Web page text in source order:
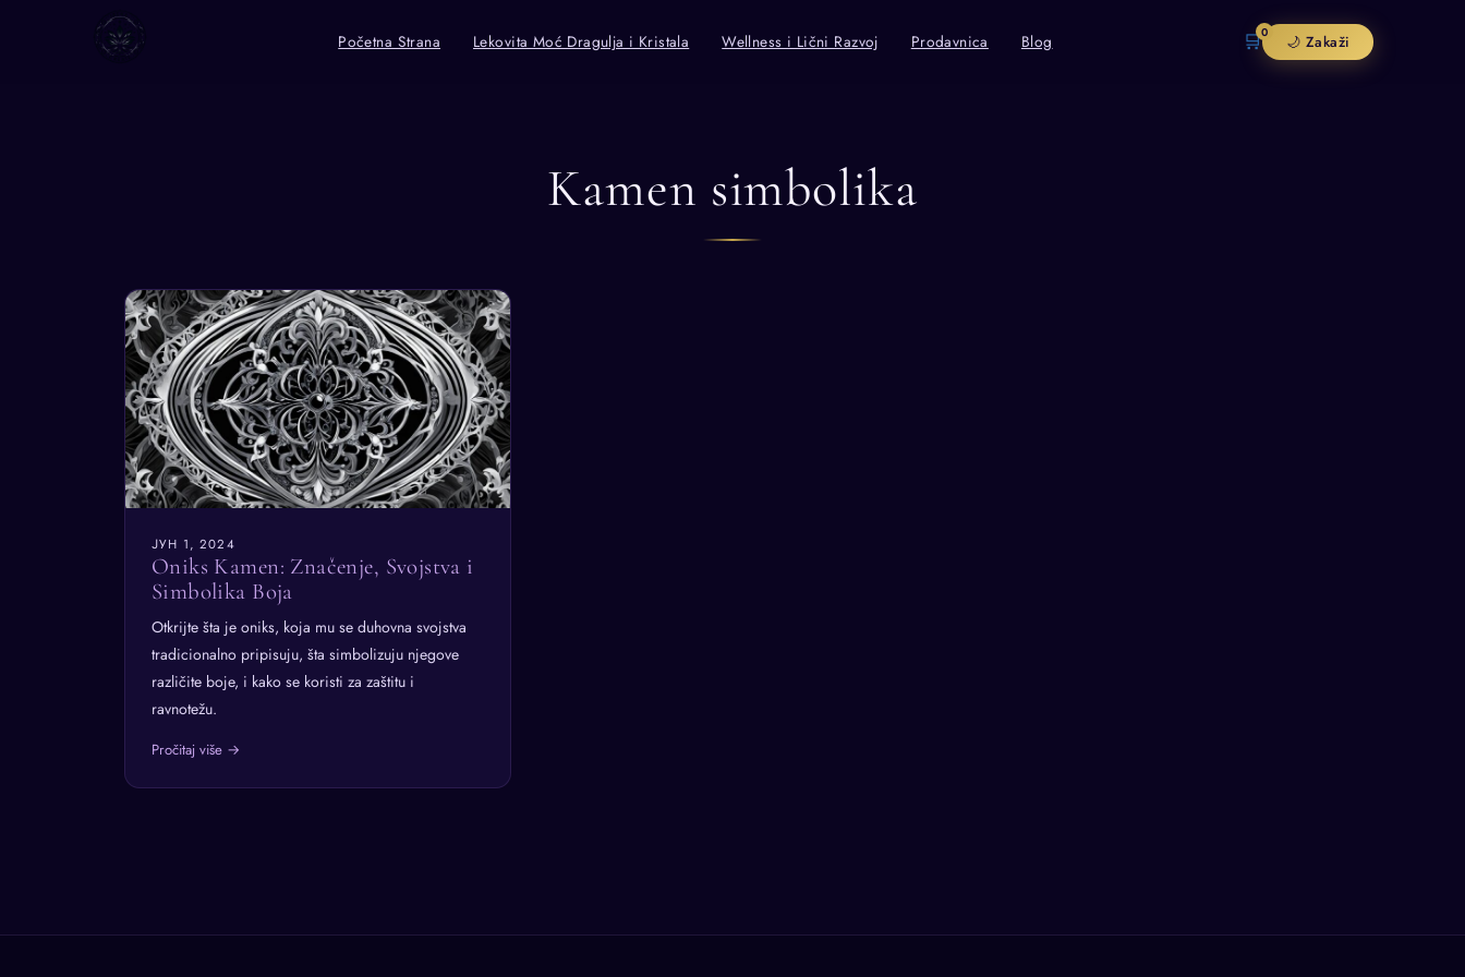
Početna Strana Lekovita Moć Dragulja i Kristala Wellness i Lični Razvoj Prodavnica Blog 🛒0 🌙 Zakaži
Kamen simbolika
ЈУН 1, 2024
Oniks Kamen: Značenje, Svojstva i
Simbolika Boja
Otkrijte šta je oniks, koja mu se duhovna svojstva
tradicionalno pripisuju, šta simbolizuju njegove
različite boje, i kako se koristi za zaštitu i
ravnotežu.
Pročitaj više →